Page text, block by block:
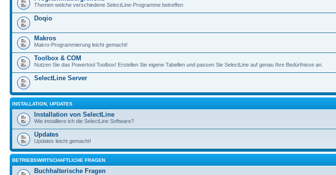
Themen welche verschiedene SelectLine-Programme betreffen
Doqio
Makros
Makro-Programmierung leicht gemacht!
Toolbox & COM
Nutzen Sie das Powertool Toolbox! Erstellen Sie eigene Tabellen und passen Sie SelectLine auf genau Ihre Bedürfnisse an.
SelectLine Server
INSTALLATION, UPDATES
Installation von SelectLine
Wie installiere ich die SelectLine Software?
Updates
Updates leicht gemacht!
BETRIEBSWIRTSCHAFTLICHE FRAGEN
Buchhalterische Fragen